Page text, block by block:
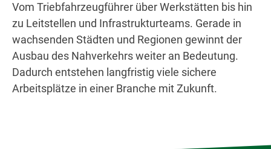
Vom Triebfahrzeugführer über Werkstätten bis hin
zu Leitstellen und Infrastrukturteams. Gerade in
wachsenden Städten und Regionen gewinnt der
Ausbau des Nahverkehrs weiter an Bedeutung.
Dadurch entstehen langfristig viele sichere
Arbeitsplätze in einer Branche mit Zukunft.